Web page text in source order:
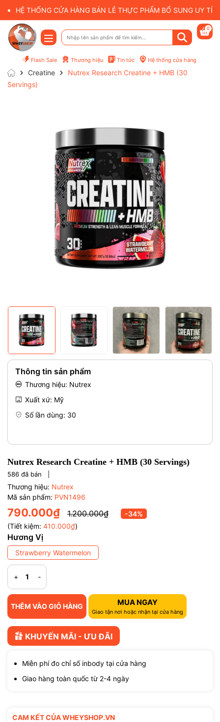
HỆ THỐNG CỬA HÀNG BÁN LẺ THỰC PHẨM BỔ SUNG UY
Flash Sale Thương hiệu Tin tức Hệ thống cửa hàng
0
Creatine
Nutrex Research Creatine + HMB (30
Servings)
Thông tin sản phẩm
Thương hiệu: Nutrex
Xuất xứ: Mỹ
Số lần dùng: 30
Nutrex Research Creatine + HMB (30 Servings)
586 đã bán |
Thương hiệu: Nutrex
Mã sản phẩm: PVN1496
790.000₫ 1.200.000₫
-34%
(Tiết kiệm: 410.000₫)
Hương Vị
Strawberry Watermelon
-
+
THÊM VÀO GIỎ HÀNG MUA NGAY
Giao tận nơi hoặc nhận tại cửa hàng
KHUYẾN MÃI - ƯU ĐÃI
Miễn phí đo chỉ số inbody tại cửa hàng
Giao hàng toàn quốc từ 2-4 ngày
CAM KẾT CỦA WHEYSHOP.VN